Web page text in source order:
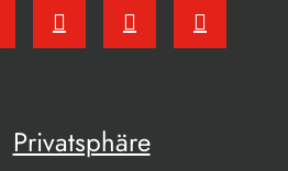
Privatsphäre